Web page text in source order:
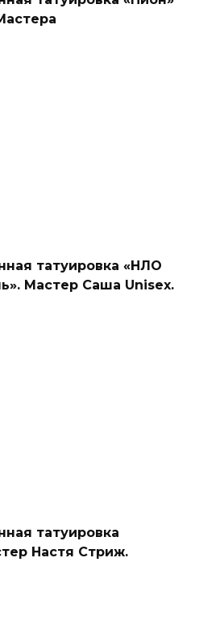
татуировка «НЛО
Мастер Саша Unisex.
татуировка
Настя Стриж.